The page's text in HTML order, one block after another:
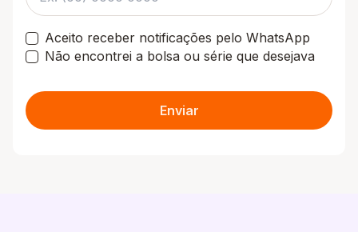
Aceito receber notificações pelo WhatsApp
Não encontrei a bolsa ou série que desejava
Enviar